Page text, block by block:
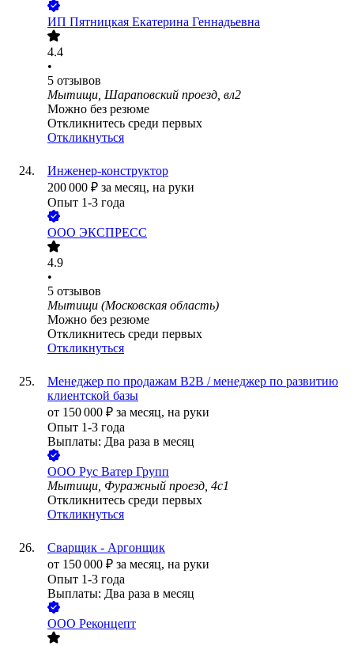
ИП Пятницкая Екатерина Геннадьевна
4.4
•
5 отзывов
Мытищи, Шараповский проезд, вл2
Можно без резюме
Откликнитесь среди первых
Откликнуться
Инженер-конструктор
200 000 ₽ за месяц, на руки
Опыт 1-3 года
ООО ЭКСПРЕСС
4.9
•
5 отзывов
Мытищи (Московская область)
Можно без резюме
Откликнитесь среди первых
Откликнуться
Менеджер по продажам B2B / менеджер по развитию
клиентской базы
от 150 000 ₽ за месяц, на руки
Опыт 1-3 года
Выплаты: Два раза в месяц
ООО Рус Ватер Групп
Мытищи, Фуражный проезд, 4с1
Откликнитесь среди первых
Откликнуться
Сварщик - Аргонщик
от 150 000 ₽ за месяц, на руки
Опыт 1-3 года
Выплаты: Два раза в месяц
ООО Реконцепт